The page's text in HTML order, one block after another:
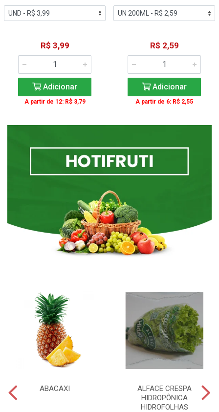
R$ 3,99
Adicionar
A partir de 12: R$ 3,79
R$ 2,59
Adicionar
A partir de 6: R$ 2,55
ABACAXI
ALFACE CRESPA
HIDROPÔNICA
HIDROFOLHAS